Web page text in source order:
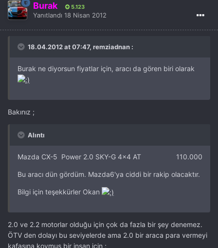
Burak 5.123
Yanıtlandı 18 Nisan 2012
18.04.2012 at 07:47, remziadnan :
Burak ne diyorsun fiyatlar için, aracı da gören biri olarak
Bakınız ;
Alıntı
Mazda CX-5 Power 2.0 SKY-G 4x4 AT 110.000
Bu aracı dün gördüm. Mazda6'ya ciddi bir rakip olacaktır.
Bilgi için teşekkürler Okan
2.0 ve 2.2 motorlar olduğu için çok da fazla bir şey denemez.
ÖTV den dolayı bu seviyelerde ama 2.0 bir araca para vermeyi
kafasına koymuş bir insan için ;